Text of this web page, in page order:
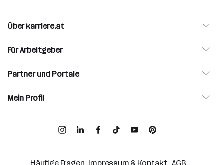
Über karriere.at
Für Arbeitgeber
Partner und Portale
Mein Profil
Häufige Fragen Impressum & Kontakt AGB